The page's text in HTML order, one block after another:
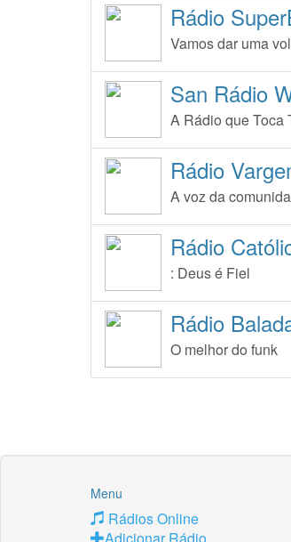
Rádio
Vamos dar uma
San Rádio
A Rádio que Toca
Rádio
A voz da
Rádio
: Deus é Fiel
Rádio
O melhor do funk
Menu
Rádios Online